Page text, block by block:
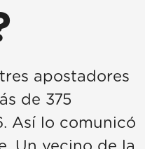
apostadores
de 375
Así lo comunicó